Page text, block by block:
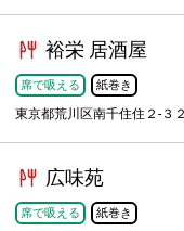
裕栄 居酒屋
席で吸える 紙巻き
東京都荒川区南千住住２-３
広味苑
席で吸える 紙巻き